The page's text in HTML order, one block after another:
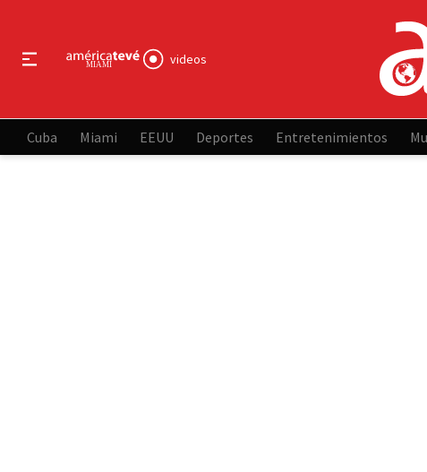
videos
Cuba Miami EEUU Deportes Entretenimientos